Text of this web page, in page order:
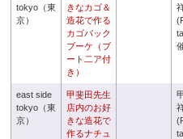
tokyo（東
京）
きなカゴ＆
造花で作る
カゴバック
ブーケ（ブ
ート二ア付
き）
east side
tokyo（東
京）
甲斐田先生
店内のお好
きな造花で
作るナチュ